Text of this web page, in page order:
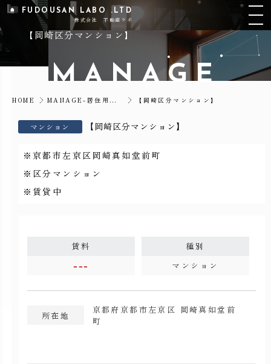
FUDOUSAN LABO .LTD
株式会社 不動産ラボ
【岡崎区分マンション】
MANAGE
HOME MANAGE-居住用物件 【岡崎区分マンション】
マンション 【岡崎区分マンション】
※京都市左京区岡崎真如堂前町
※区分マンション
※賃貸中
賃料
---
種別
マンション
所在地
京都府京都市左京区 岡崎真如堂前
町